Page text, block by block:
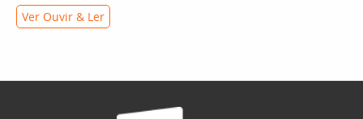
Ver Ouvir & Ler